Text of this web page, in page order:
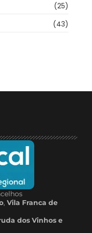
(25)
(43)
, Vila Franca de
dos Vinhos e